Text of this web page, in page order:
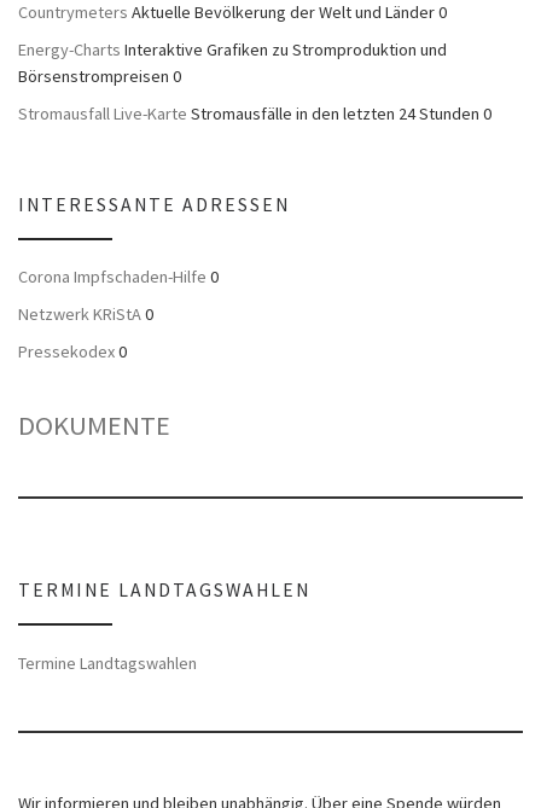
Countrymeters Aktuelle Bevölkerung der Welt und Länder 0
Energy-Charts Interaktive Grafiken zu Stromproduktion und
Börsenstrompreisen 0
Stromausfall Live-Karte Stromausfälle in den letzten 24 Stunden 0
INTERESSANTE ADRESSEN
Corona Impfschaden-Hilfe 0
Netzwerk KRiStA0
Pressekodex0
DOKUMENTE
TERMINE LANDTAGSWAHLEN
Termine Landtagswahlen
Wir informieren und bleiben unabhängig. Über eine Spende würden